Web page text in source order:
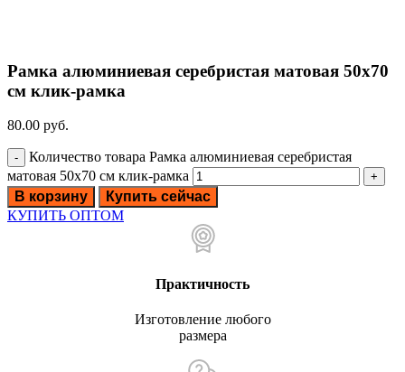
Рамка алюминиевая серебристая матовая 50х70
см клик-рамка
80.00 руб.
Количество товара Рамка алюминиевая серебристая
матовая 50х70 см клик-рамка
В корзину
Купить сейчас
КУПИТЬ ОПТОМ
Практичность
Изготовление любого
размера